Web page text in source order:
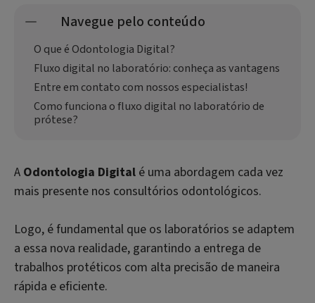
Navegue pelo conteúdo
O que é Odontologia Digital?
Fluxo digital no laboratório: conheça as vantagens
Entre em contato com nossos especialistas!
Como funciona o fluxo digital no laboratório de
prótese?
A Odontologia Digital é uma abordagem cada vez
mais presente nos consultórios odontológicos.
Logo, é fundamental que os laboratórios se adaptem
a essa nova realidade, garantindo a entrega de
trabalhos protéticos com alta precisão de maneira
rápida e eficiente.